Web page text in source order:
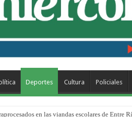
Deportes Cultura Policiales
en las viandas escolares de Entre
de los Macanos”